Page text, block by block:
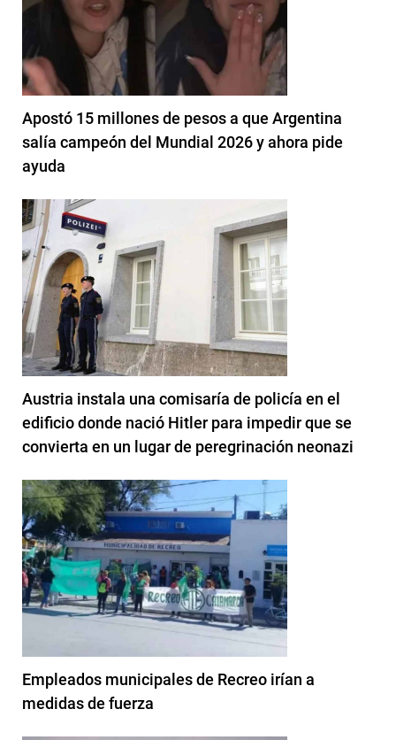
Apostó 15 millones de pesos a que Argentina
salía campeón del Mundial 2026 y ahora pide
ayuda
Austria instala una comisaría de policía en el
edificio donde nació Hitler para impedir que se
convierta en un lugar de peregrinación neonazi
Empleados municipales de Recreo irían a
medidas de fuerza